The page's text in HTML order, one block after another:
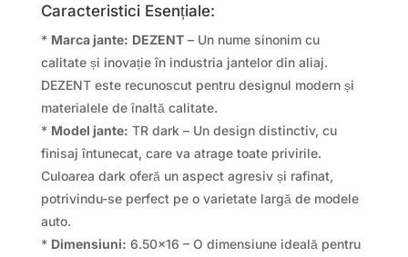
Caracteristici Esențiale:
* Marca jante: DEZENT– Un nume sinonim cu
calitate și inovație în industria jantelor din aliaj.
DEZENT este recunoscut pentru designul modern și
materialele de înaltă calitate.
* Model jante: TR dark – Un design distinctiv, cu
finisaj întunecat, care va atrage toate privirile.
Culoarea dark oferă un aspect agresiv și rafinat,
potrivindu-se perfect pe o varietate largă de modele
auto.
* Dimensiuni: 6.50×16 – O dimensiune ideală pentru